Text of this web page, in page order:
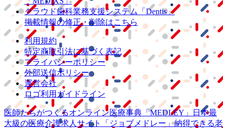
クラウド歯科業務支援システム
「Dentis」
掲載情報の修正・削除はこちら
利用規約
特定商取引法に基づく表記
プライバシーポリシー
外部送信ポリシー
運営会社
ロゴ利用ガイドライン
医師たちがつくるオンライン医療事典 「MEDLEY」
日本最
大級の医療介護求人サイト 「ジョブメドレー」納得できる老